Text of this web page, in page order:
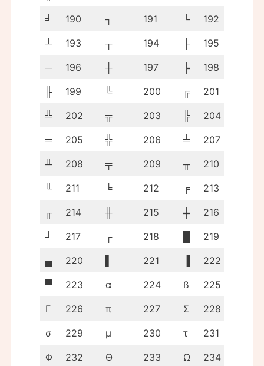
╛ 190 ┐ 191 └ 192
┴ 193 ┬ 194 ├ 195
─ 196 ┼ 197 ╞ 198
╟ 199 ╚ 200 ╔ 201
╩ 202 ╦ 203 ╠ 204
═ 205 ╬ 206 ╧ 207
╨ 208 ╤ 209 ╥ 210
╙ 211 ╘ 212 ╒ 213
╓ 214 ╫ 215 ╪ 216
┘ 217 ┌ 218 219
▄ 220 221 222
▀ 223 α 224 ß 225
Γ 226 π 227 Σ 228
σ 229 µ 230 τ 231
Φ 232 Θ 233 Ω 234